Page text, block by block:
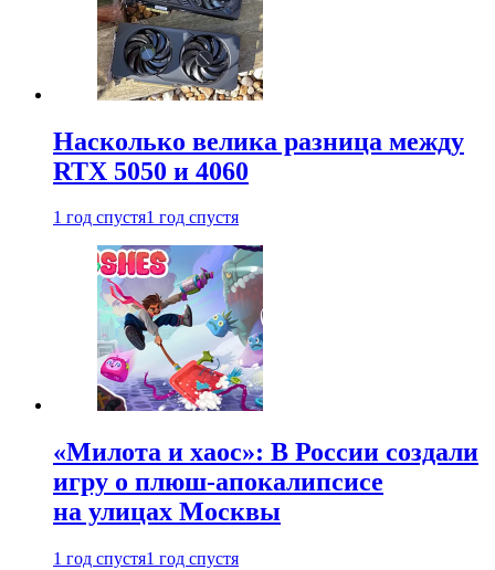
Насколько велика разница между
RTX 5050 и 4060
1 год спустя1 год спустя
«Милота и хаос»: В России создали
игру о плюш-апокалипсисе
на улицах Москвы
1 год спустя1 год спустя